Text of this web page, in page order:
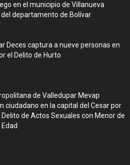
en el municipio de Villanueva
departamento de Bolívar
Deces captura a nueve personas en
el Delito de Hurto
de Valledupar Mevap
ciudadano en la capital del Cesar por
de Actos Sexuales con Menor de